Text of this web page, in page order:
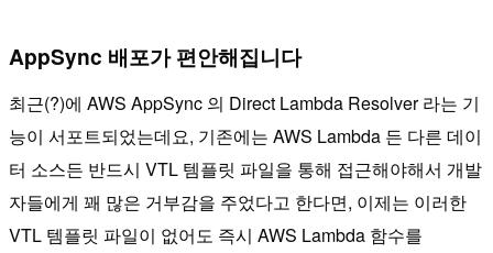
AppSync 배포가 편안해집니다
최근(?)에 AWS AppSync 의 Direct Lambda Resolver 라는 기
능이 서포트되었는데요, 기존에는 AWS Lambda 든 다른 데이
터 소스든 반드시 VTL 템플릿 파일을 통해 접근해야해서 개발
자들에게 꽤 많은 거부감을 주었다고 한다면, 이제는 이러한
VTL 템플릿 파일이 없어도 즉시 AWS Lambda 함수를